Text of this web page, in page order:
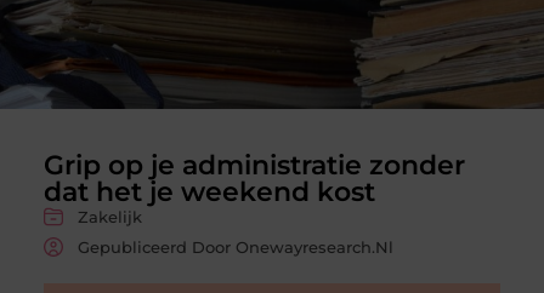
Grip op je administratie zonder
dat het je weekend kost
Zakelijk
Gepubliceerd Door Onewayresearch.nl